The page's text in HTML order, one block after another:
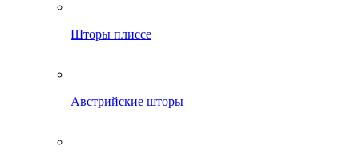
Шторы плиссе
Австрийские шторы